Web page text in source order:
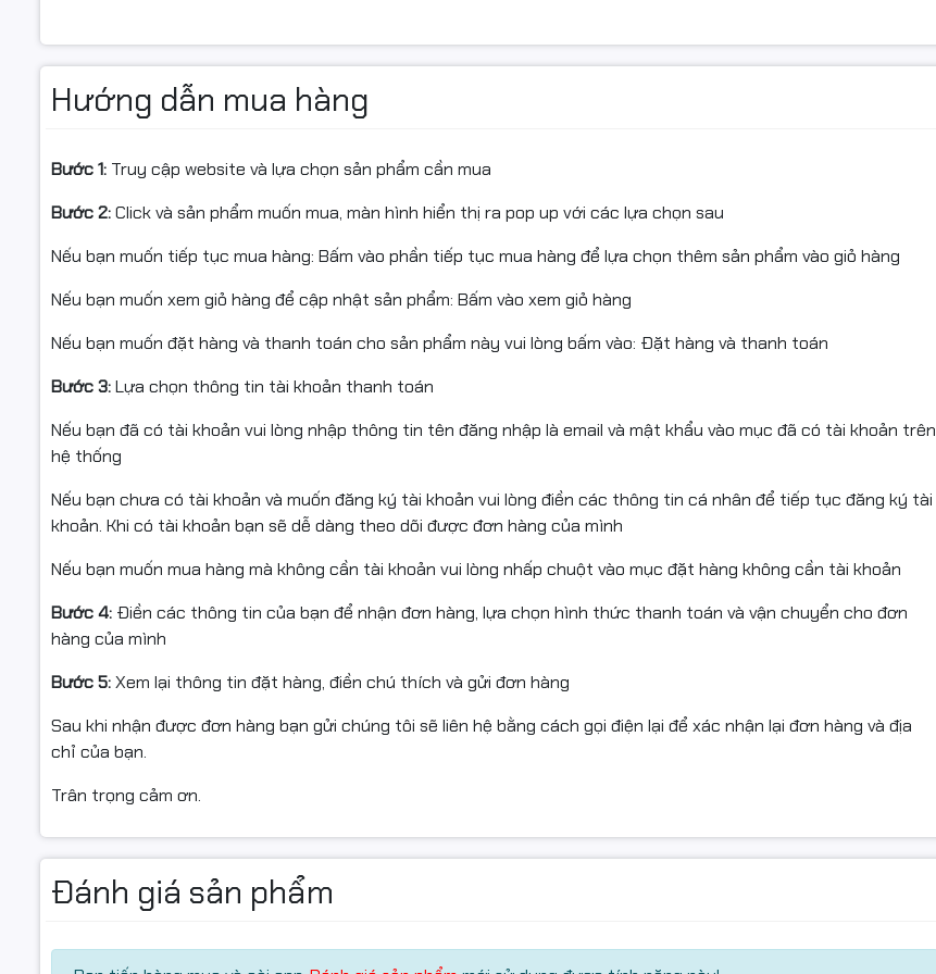
trong các tựa game đòi hỏi tốc độ.
🌈Hệ thống LED RGB 16.8 triệu màu – Nâng tầm góc chơi game
của bạn
sángtheo phong cách riêng.
Khi kết hợp cùng bàn phím cơ LED RGB hoặc laptop gaming, sản phẩm tạo nên không gian chiến game rực rỡ,
đậm chất game thủ chuyên nghiệp.
🧩Phần mềm tùy chỉnh chuyên sâu – Gán macro, đổi DPI dễ
dàng
Chuột Fuhlen G60S Pro đi kèm phần mềm tùy chỉnh chính hãng
Gán macro cho từng phím bấm
Hướng dẫn mua hàng
Bước 1: Truy cập website và lựa chọn sản phẩm cần mua
Bước 2:Click và sản phẩm muốn mua, màn hình hiển thị ra pop up với các lựa chọn sau
Nếu bạn muốn tiếp tục mua hàng: Bấm vào phần tiếp tục mua hàng để lựa chọn thêm sản phẩm vào giỏ hàng
Nếu bạn muốn xem giỏ hàng để cập nhật sản phẩm: Bấm vào xem giỏ hàng
Nếu bạn muốn đặt hàng và thanh toán cho sản phẩm này vui lòng bấm vào: Đặt hàng và thanh toán
Bước 3:Lựa chọn thông tin tài khoản thanh toán
Nếu bạn đã có tài khoản vui lòng nhập thông tin tên đăng nhập là email và mật khẩu vào mục đã có tài khoản trên
hệ thống
Nếu bạn chưa có tài khoản và muốn đăng ký tài khoản vui lòng điền các thông tin cá nhân để tiếp tục đăng ký tài
khoản. Khi có tài khoản bạn sẽ dễ dàng theo dõi được đơn hàng của mình
Nếu bạn muốn mua hàng mà không cần tài khoản vui lòng nhấp chuột vào mục đặt hàng không cần tài khoản
Bước 4: Điền các thông tin của bạn để nhận đơn hàng, lựa chọn hình thức thanh toán và vận chuyển cho đơn
hàng của mình
Bước 5:Xem lại thông tin đặt hàng, điền chú thích và gửi đơn hàng
Sau khi nhận được đơn hàng bạn gửi chúng tôi sẽ liên hệ bằng cách gọi điện lại để xác nhận lại đơn hàng và địa
chỉ của bạn.
Trân trọng cảm ơn.
Đánh giá sản phẩm